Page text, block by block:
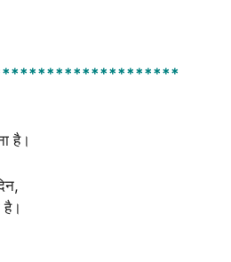
है।
है।